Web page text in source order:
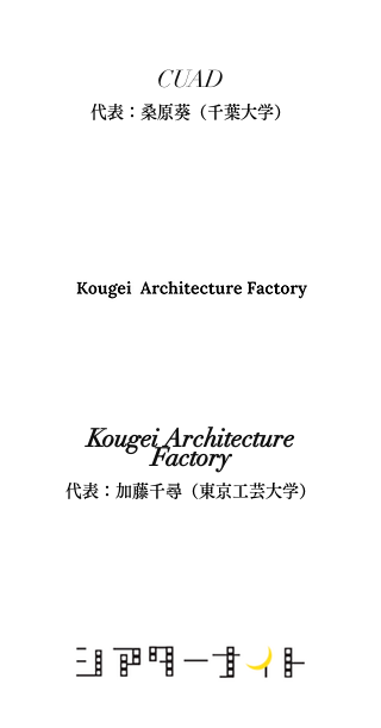
CUAD
代表：桑原葵（千葉大学）
Kougei Architecture
Factory
代表：加藤千尋（東京工芸大学）